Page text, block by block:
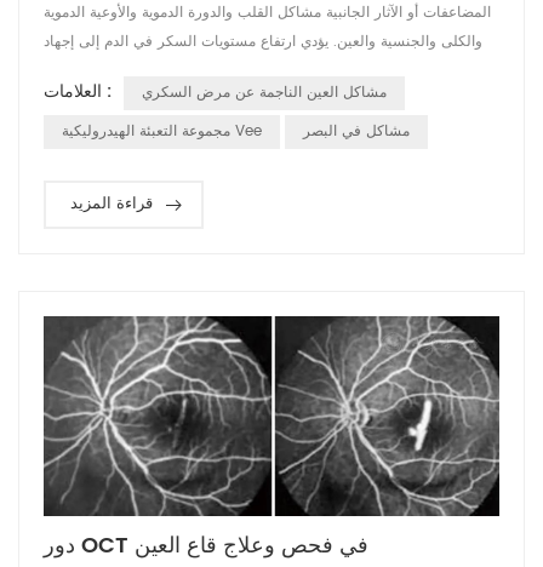
المضاعفات أو الآثار الجانبية مشاكل القلب والدورة الدموية والأوعية الدموية
والكلى والجنسية والعين. يؤدي ارتفاع مستويات السكر في الدم إلى إجهاد
الناتجة عن مرض السكري عن الضغط على الأوعية الدموية الحساسة
المحيطة بأجزاء مختلفة من العين ، مثل الجسم الزجاجي والشبكية والعصب
العلامات :
مشاكل العين الناجمة عن مرض السكري
مجموعة التعبئة الهيدروليكية Vee
مشاكل في البصر
قراءة المزيد
دور OCT في فحص وعلاج قاع العين